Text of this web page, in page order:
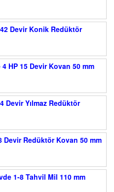
Devir Konik Redüktör
4 HP 15 Devir Kovan 50 mm
Devir Yılmaz Redüktör
Devir Redüktör Kovan 50 mm
1-8 Tahvil Mil 110 mm